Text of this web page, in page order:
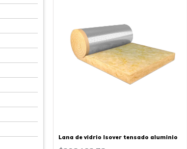
Lana de vidrio Isover tensado aluminio